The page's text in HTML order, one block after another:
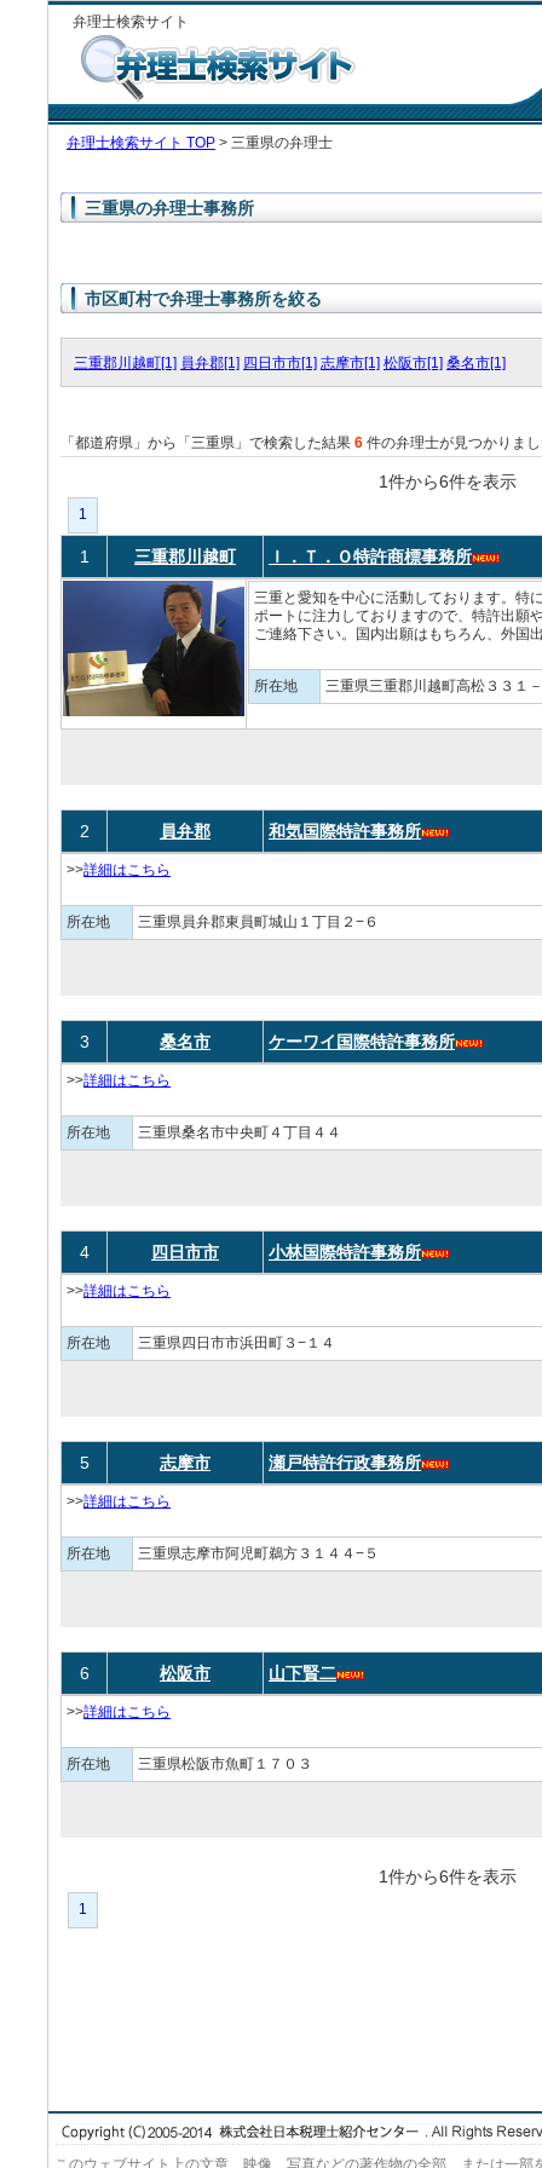
弁理士検索サイト
弁理士検索サイト TOP > 三重県の弁理士
三重県の弁理士事務所
市区町村で弁理士事務所を絞る
三重郡川越町[1] 員弁郡[1] 四日市市[1] 志摩市[1] 松阪市[1] 桑名市[1]
「都道府県」から「三重県」で検索した結果 6 件の弁理士が見つかりま
1件から6件を表
1
1 三重郡川越町 Ｉ．Ｔ．Ｏ特許商標事務所
三重と愛知を中心に活動しております。特
ポートに注力しておりますので、特許出願
ご連絡下さい。国内出願はもちろん、外国
所在地 三重県三重郡川越町高松３３１
2 員弁郡 和気国際特許事務所
>>詳細はこちら
所在地 三重県員弁郡東員町城山１丁目２−６
3 桑名市 ケーワイ国際特許事務所
>>詳細はこちら
所在地 三重県桑名市中央町４丁目４４
4 四日市市 小林国際特許事務所
>>詳細はこちら
所在地 三重県四日市市浜田町３−１４
5 志摩市 瀬戸特許行政事務所
>>詳細はこちら
所在地 三重県志摩市阿児町鵜方３１４４−５
6 松阪市 山下賢二
>>詳細はこちら
所在地 三重県松阪市魚町１７０３
1件から6件を表
1
このウェブサイト上の文章、映像、写真などの著作物の全部、または一